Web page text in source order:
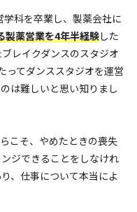
科を卒業し、製薬会社に
製薬営業を4年半経験した
レイクダンスのスタジオ
ってダンススタジオを運営
は難しいと思い知りまし
こそ、やめたときの喪失
ジできることをしなけれ
、仕事について本当によ